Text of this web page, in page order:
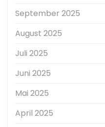
September 2025
August 2025
Juli 2025
Juni 2025
Mai 2025
April 2025